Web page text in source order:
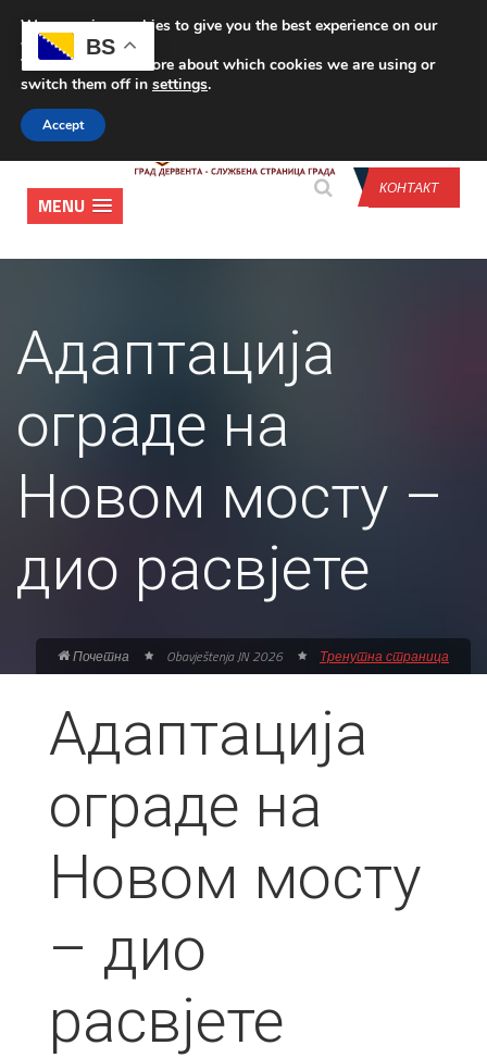
CONTACT US
КОНТАКТ
MENU
Адаптација
ограде на
Новом мосту –
дио расвјете
Почетна Obavještenja JN 2026 Тренутна страница
Адаптација
ограде на
Новом мосту
– дио
расвјете
BS
We are using cookies to give you the best experience on our
website.
You can find out more about which cookies we are using or
switch them off in settings.
Accept